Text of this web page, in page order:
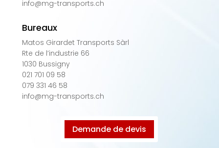
info@mg-transports.ch
Bureaux
Matos Girardet Transports Sàrl
Rte de l’industrie 66
1030 Bussigny
021 701 09 58
079 331 46 58
info@mg-transports.ch
Demande de devis